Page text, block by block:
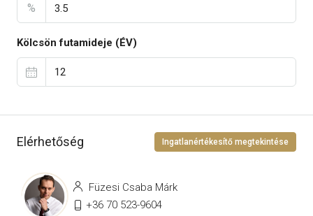
%
Kölcsön futamideje (ÉV)
Elérhetőség Ingatlanértékesítő megtekintése
Füzesi Csaba Márk
+36 70 523-9604